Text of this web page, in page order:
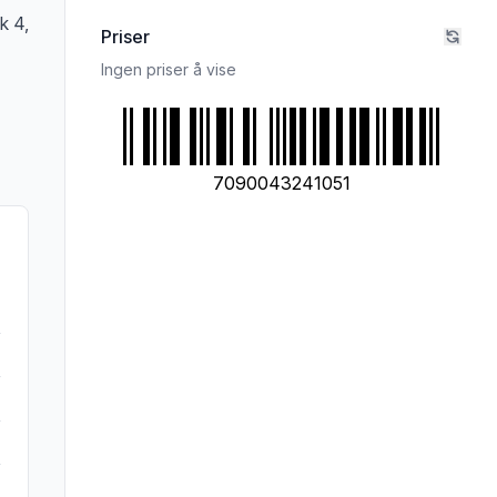
4,
Priser
Ingen priser å vise
7090043241051